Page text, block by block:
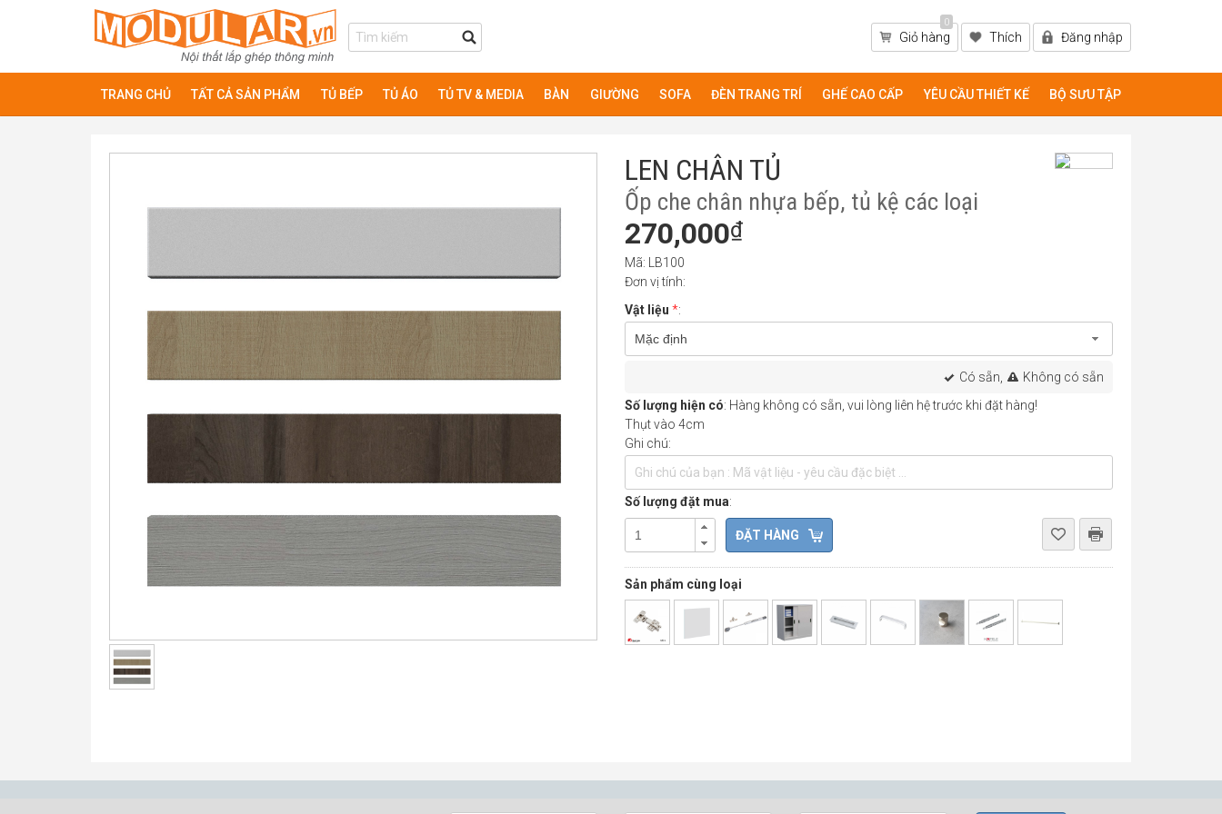
0
Giỏ hàng Thích Đăng nhập
TRANG CHỦ TẤT CẢ SẢN PHẨM TỦ BẾP TỦ ÁO TỦ TV & MEDIA BÀN GIƯỜNG SOFA ĐÈN TRANG TRÍ GHẾ CAO CẤP YÊU CẦU THIẾT KẾ BỘ SƯU TẬP
LEN CHÂN TỦ
Ốp che chân nhựa bếp, tủ kệ các loại
270,000₫
Mã: LB100
Đơn vị tính:
Vật liệu *:
Mặc định
Có sẵn,
Không có sẵn
Số lượng hiện có: Hàng không có sẵn, vui lòng liên hệ trước khi đặt hàng!
Thụt vào 4cm
Ghi chú:
Số lượng đặt mua:
Sản phẩm cùng loại